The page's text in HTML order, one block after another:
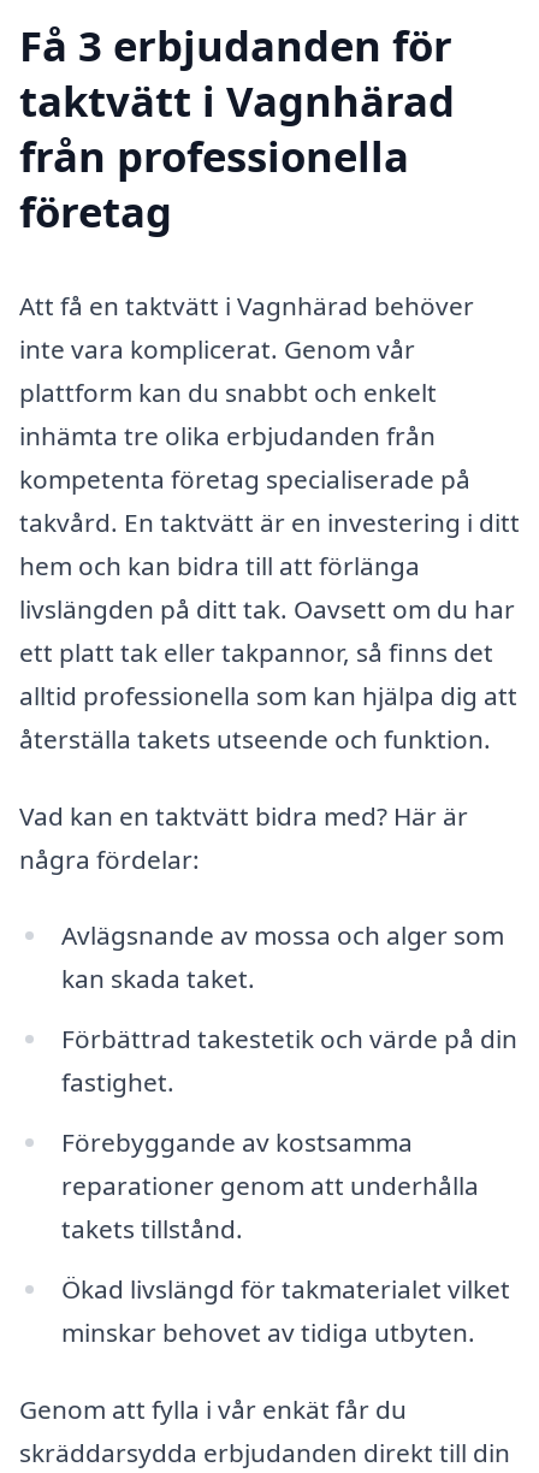
Få 3 erbjudanden för
taktvätt i Vagnhärad
från professionella
företag
Att få en taktvätt i Vagnhärad behöver
inte vara komplicerat. Genom vår
plattform kan du snabbt och enkelt
inhämta tre olika erbjudanden från
kompetenta företag specialiserade på
takvård. En taktvätt är en investering i ditt
hem och kan bidra till att förlänga
livslängden på ditt tak. Oavsett om du har
ett platt tak eller takpannor, så finns det
alltid professionella som kan hjälpa dig att
återställa takets utseende och funktion.
Vad kan en taktvätt bidra med? Här är
några fördelar:
Avlägsnande av mossa och alger som
kan skada taket.
Förbättrad takestetik och värde på din
fastighet.
Förebyggande av kostsamma
reparationer genom att underhålla
takets tillstånd.
Ökad livslängd för takmaterialet vilket
minskar behovet av tidiga utbyten.
Genom att fylla i vår enkät får du
skräddarsydda erbjudanden direkt till din